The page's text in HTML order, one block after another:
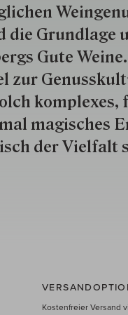
die Grund­lage
Gute
zur
kom­plexes,
ma­gisch­es
der Vielfalt
Kostenfreier Versand